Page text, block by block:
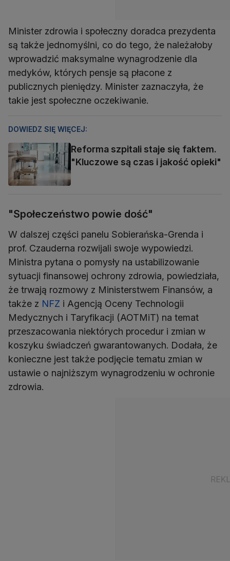
Minister zdrowia i społeczny doradca prezydenta
są także jednomyślni, co do tego, że należałoby
wprowadzić maksymalne wynagrodzenie dla
medyków, których pensje są płacone z
publicznych pieniędzy. Minister zaznaczyła, że
takie jest społeczne oczekiwanie.
DOWIEDZ SIĘ WIĘCEJ:
Reforma szpitali staje się faktem.
"Kluczowe są czas i jakość opieki"
"Społeczeństwo powie dość"
W dalszej części panelu Sobierańska-Grenda i
prof. Czauderna rozwijali swoje wypowiedzi.
Ministra pytana o pomysły na ustabilizowanie
sytuacji finansowej ochrony zdrowia, powiedziała,
że trwają rozmowy z Ministerstwem Finansów, a
także z NFZ i Agencją Oceny Technologii
Medycznych i Taryfikacji (AOTMiT) na temat
przeszacowania niektórych procedur i zmian w
koszyku świadczeń gwarantowanych. Dodała, że
konieczne jest także podjęcie tematu zmian w
ustawie o najniższym wynagrodzeniu w ochronie
zdrowia.